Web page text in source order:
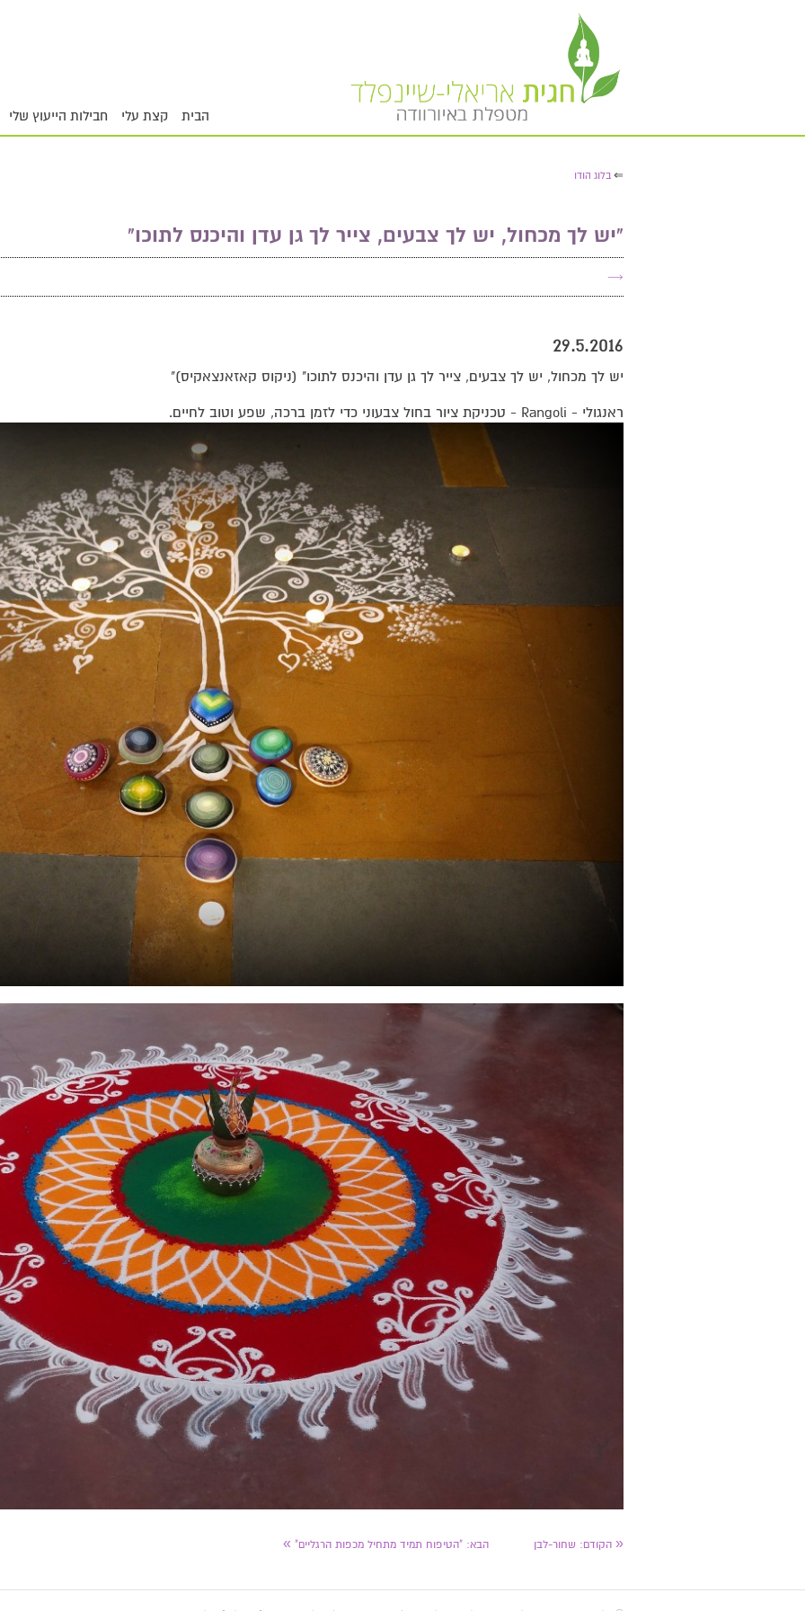
הבית קצת עלי חבילות הייעוץ שלי
⇐ בלוג הודו
​"יש לך מכחול, יש לך צבעים, צייר לך גן עדן והיכנס לתוכו"
→
29.5.2016
יש לך מכחול, יש לך צבעים, צייר לך גן עדן והיכנס לתוכו" (ניקוס קאזאנצאקיס)"
ראנגולי - Rangoli - טכניקת ציור בחול צבעוני כדי לזמן ברכה, שפע וטוב לחיים.
« הקודם: שחור-לבן הבא: ​"הטיפוח תמיד מתחיל מכפות הרגליים" »